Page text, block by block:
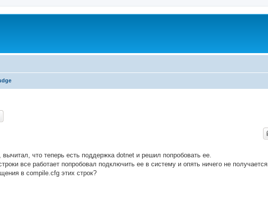
что теперь есть поддержка dotnet и решил попробовать ее.
все работает попробовал подключить ее в систему и опять ничего не получается.
в compile.cfg этих строк?